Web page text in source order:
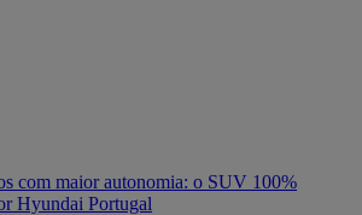
com maior autonomia: o SUV 100%
Hyundai Portugal